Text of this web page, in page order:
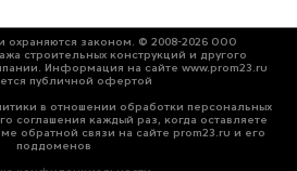
охраняются законом. © 2008-2026 ООО
строительных конструкций и другого
Информация на сайте www.prom23.ru
публичной офертой
в отношении обработки персональных
соглашения каждый раз, когда оставляете
обратной связи на сайте prom23.ru и его
поддоменов